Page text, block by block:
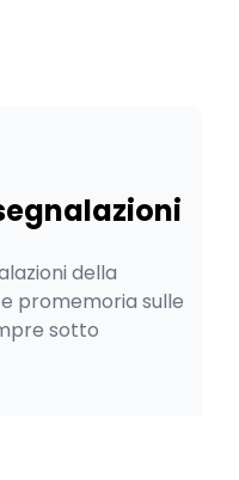
della
promemoria sulle
sotto